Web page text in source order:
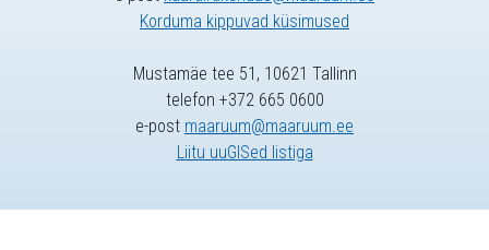
Korduma kippuvad küsimused
Mustamäe tee 51, 10621 Tallinn
telefon +372 665 0600
e-post maaruum@maaruum.ee
Liitu uuGISed listiga